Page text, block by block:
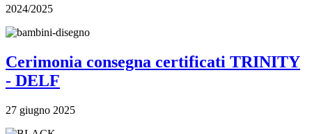
2024/2025
Cerimonia consegna certificati TRINITY
- DELF
27 giugno 2025